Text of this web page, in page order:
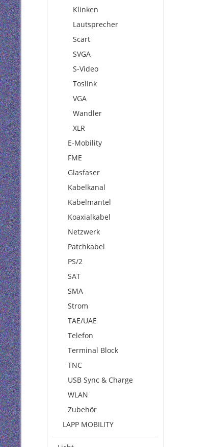
Klinken
Lautsprecher
Scart
SVGA
S-Video
Toslink
VGA
Wandler
XLR
E-Mobility
FME
Glasfaser
Kabelkanal
Kabelmantel
Koaxialkabel
Netzwerk
Patchkabel
PS/2
SAT
SMA
Strom
TAE/UAE
Telefon
Terminal Block
TNC
USB Sync & Charge
WLAN
Zubehör
LAPP MOBILITY